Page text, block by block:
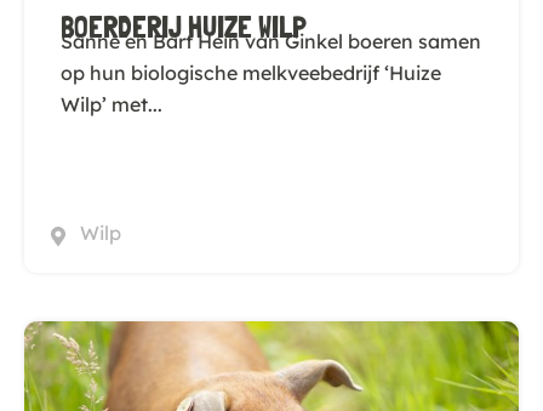
BOERDERIJ HUIZE WILP
Sanne en Bart Hein van Ginkel boeren samen
op hun biologische melkveebedrijf ‘Huize
Wilp’ met...
Wilp